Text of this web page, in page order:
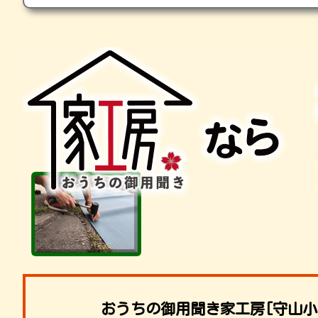
おうちの御用聞き家工房[守山